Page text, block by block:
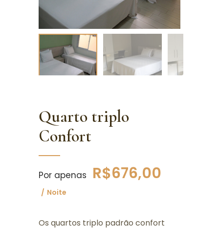
Quarto triplo
Confort
Por apenas R$676,00
Noite
Os quartos triplo padrão confort